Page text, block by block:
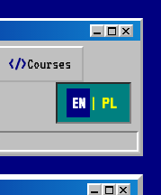
</>Courses
EN | PL